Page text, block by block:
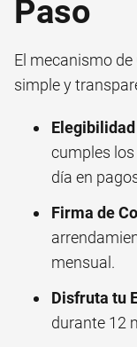
Paso
El mecanismo
simple y
cumples
día en
Firma de
mensual.
Disfruta tu
durante 12